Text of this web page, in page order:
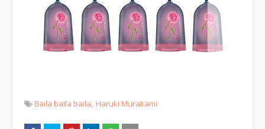
Baila baila baila Haruki Murakami